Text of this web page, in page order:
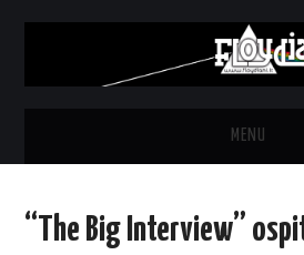
MENU
“The Big Interview”